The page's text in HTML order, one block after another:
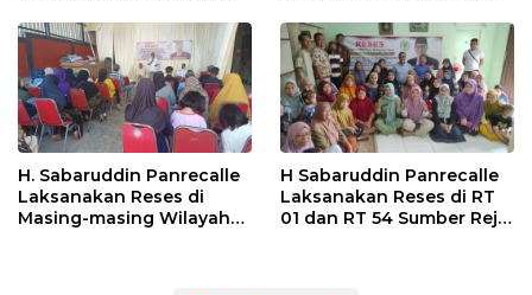
Sepinggan Raya
Balikpapan
Balikpapan
H. Sabaruddin Panrecalle
Laksanakan Reses di
Masing-masing Wilayah
H Sabaruddin Panrecalle
Laksanakan Reses di RT
01 dan RT 54 Sumber Rejo